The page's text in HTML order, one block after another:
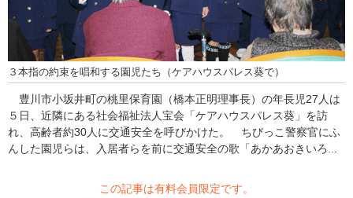
３本指の約束を唱和する園児たち（ケアハウスパレス葵で）
豊川市小坂井町の桃里保育園（橋本正明理事長）の年長児27人は
５日、近隣にある社会福祉法人宝会「ケアハウスパレス葵」を訪
れ、高齢者約30人に交通安全を呼びかけた。 ちびっこ警察官にふ
んした園児らは、入居者らを前に交通安全の歌「あかあおきいろ...
この記事は有料会員限定です。